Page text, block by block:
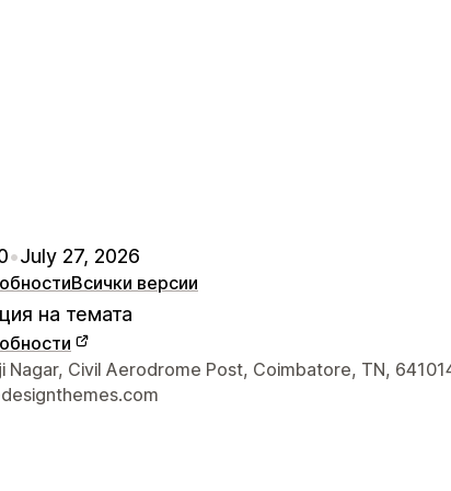
•July 27, 2026
Всички версии
на темата
с дизайнера
Nagar, Civil Aerodrome Post, Coimbatore, TN,